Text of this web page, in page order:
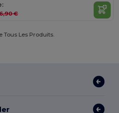
€
Tous Les Produits.